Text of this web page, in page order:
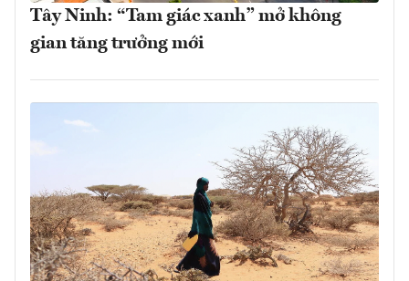
Tây Ninh: “Tam giác xanh” mở không
gian tăng trưởng mới